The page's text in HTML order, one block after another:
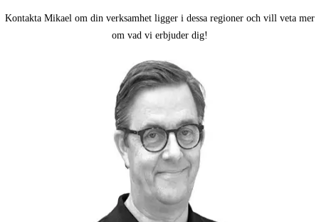
Kontakta Mikael om din verksamhet ligger i dessa regioner och vill veta mer
om vad vi erbjuder dig!